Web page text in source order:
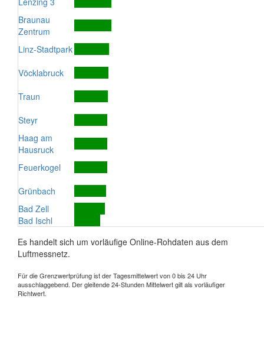
Braunau
Zentrum
Linz-Stadtpark
Vöcklabruck
Traun
Steyr
Haag am
Hausruck
Feuerkogel
Grünbach
Bad Zell
Bad Ischl
Es handelt sich um vorläufige Online-Rohdaten aus dem
Luftmessnetz.
Für die Grenzwertprüfung ist der Tagesmittelwert von 0 bis 24 Uhr
ausschlaggebend. Der gleitende 24-Stunden Mittelwert gilt als vorläufiger
Richtwert.